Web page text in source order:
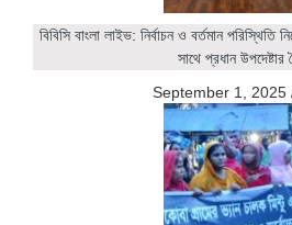
বিবিসি বাংলা লাইভ: নির্বাচন ও বর্তমান পরিস্থিতি
সাথে প্রধান উপদেষ্টার
September 1, 2025